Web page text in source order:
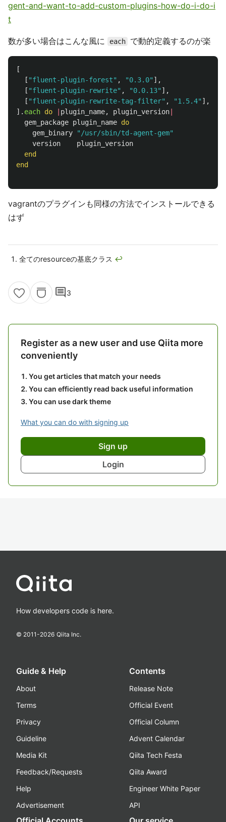
gent-and-want-to-add-custom-plugins-how-do-i-do-i
t
数が多い場合はこんな風に each で動的定義するのが楽
[
[ "fluent-plugin-forest" , "0.3.0" ],
[ "fluent-plugin-rewrite" , "0.0.13" ],
[ "fluent-plugin-rewrite-tag-filter" , "1.5.4" ],
]. each do plugin_name, plugin_version
gem_package plugin_name do
gem_binary
"/usr/sbin/td-agent-gem"
version
plugin_version
end
end
vagrantのプラグインも同様の方法でインストールできる
はず
全てのresourceの基底クラス ↩
comment3
Register as a new user and use Qiita more
conveniently
You get articles that match your needs
You can efficiently read back useful information
You can use dark theme
What you can do with signing up
Sign up
Login
How developers code is here.
© 2011-2026 Qiita Inc.
Guide & Help
About
Terms
Privacy
Guideline
Media Kit
Feedback/Requests
Help
Advertisement
Contents
Release Note
Official Event
Official Column
Advent Calendar
Qiita Tech Festa
Qiita Award
Engineer White Paper
API